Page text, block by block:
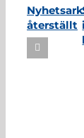
återställt